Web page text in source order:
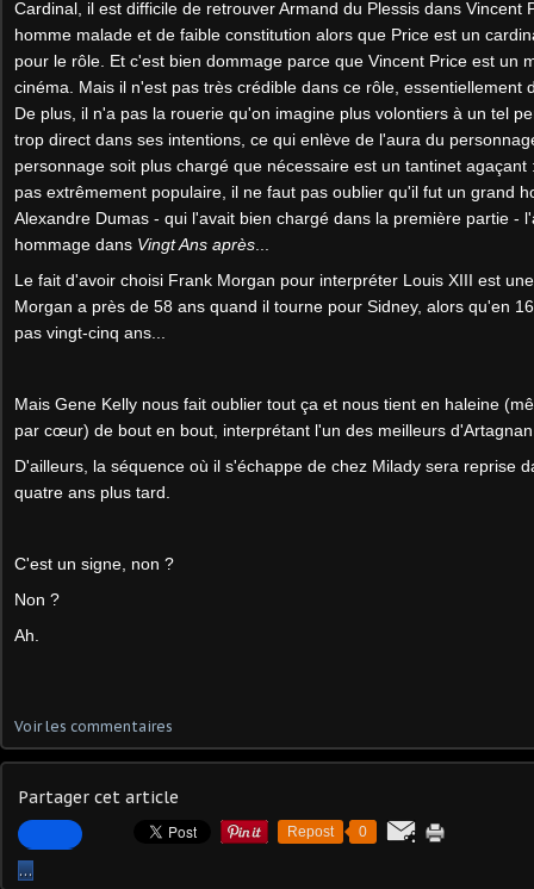
Cardinal, il est difficile de retrouver Armand du Plessis dans Vincent
homme malade et de faible constitution alors que Price est un
pour le rôle. Et c'est bien dommage parce que Vincent Price est un
cinéma. Mais il n'est pas très crédible dans ce rôle, essentiellement
De plus, il n'a pas la rouerie qu'on imagine plus volontiers à un tel
trop direct dans ses intentions, ce qui enlève de l'aura du
personnage soit plus chargé que nécessaire est un tantinet
pas extrêmement populaire, il ne faut pas oublier qu'il fut un grand
Alexandre Dumas - qui l'avait bien chargé dans la première partie -
hommage dans Vingt Ans après
Le fait d'avoir choisi Frank Morgan pour interpréter Louis XIII est
Morgan a près de 58 ans quand il tourne pour Sidney, alors qu'en
pas vingt-cinq ans...
Mais Gene Kelly nous fait oublier tout ça et nous tient en haleine
par cœur) de bout en bout, interprétant l'un des meilleurs
D'ailleurs, la séquence où il s'échappe de chez Milady sera reprise
quatre ans plus tard.
C'est un signe, non ?
Non ?
Ah.
Voir les commentaires
Partager cet article
Repost 0
…